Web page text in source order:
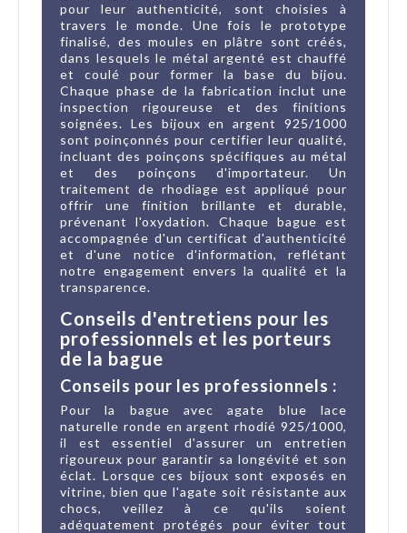
pour leur authenticité, sont choisies à
travers le monde. Une fois le prototype
finalisé, des moules en plâtre sont créés,
dans lesquels le métal argenté est chauffé
et coulé pour former la base du bijou.
Chaque phase de la fabrication inclut une
inspection rigoureuse et des finitions
soignées. Les bijoux en argent 925/1000
sont poinçonnés pour certifier leur qualité,
incluant des poinçons spécifiques au métal
et des poinçons d'importateur. Un
traitement de rhodiage est appliqué pour
offrir une finition brillante et durable,
prévenant l'oxydation. Chaque bague est
accompagnée d'un certificat d'authenticité
et d'une notice d'information, reflétant
notre engagement envers la qualité et la
transparence.
Conseils d'entretiens pour les
professionnels et les porteurs
de la bague
Conseils pour les professionnels :
Pour la bague avec agate blue lace
naturelle ronde en argent rhodié 925/1000,
il est essentiel d'assurer un entretien
rigoureux pour garantir sa longévité et son
éclat. Lorsque ces bijoux sont exposés en
vitrine, bien que l'agate soit résistante aux
chocs, veillez à ce qu'ils soient
adéquatement protégés pour éviter tout